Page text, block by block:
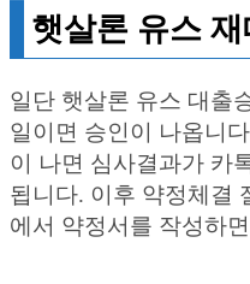
햇살론 유스 재
일단 햇살론 유스 대출
일이면 승인이 나옵니
이 나면 심사결과가 카
됩니다. 이후 약정체결
에서 약정서를 작성하